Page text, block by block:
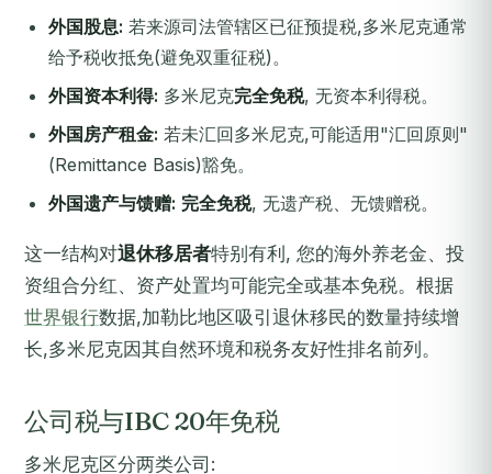
外国股息: 若来源司法管辖区已征预提税,多米尼克通常
给予税收抵免(避免双重征税)。
外国资本利得: 多米尼克完全免税, 无资本利得税。
外国房产租金: 若未汇回多米尼克,可能适用"汇回原则"
(Remittance Basis)豁免。
外国遗产与馈赠: 完全免税, 无遗产税、无馈赠税。
这一结构对退休移居者特别有利, 您的海外养老金、投
资组合分红、资产处置均可能完全或基本免税。根据
世界银行数据,加勒比地区吸引退休移民的数量持续增
长,多米尼克因其自然环境和税务友好性排名前列。
公司税与IBC 20年免税
多米尼克区分两类公司: